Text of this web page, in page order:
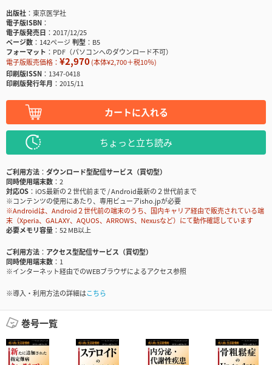
出版社
東京医学社
電子版ISBN
電子版発売日
2017/12/25
ページ数
142ページ判型
B5
フォーマット
PDF（パソコンへのダウンロード不可）
電子版販売価格： ¥2,970(本体¥2,700＋税10％)
印刷版ISSN
1347-0418
印刷版発行年月
2015/11
カートに入れる
ちょっと立ち読み
ご利用方法
ダウンロード型配信サービス（買切型）
同時使用端末数
2
対応OS
iOS最新の２世代前まで / Android最新の２世代前まで
※コンテンツの使用にあたり、専用ビューアisho.jpが必要
※Androidは、Android２世代前の端末のうち、国内キャリア経由で販売されている端
末（Xperia、GALAXY、AQUOS、ARROWS、Nexusなど）にて動作確認しています
必要メモリ容量
52 MB以上
ご利用方法
アクセス型配信サービス（買切型）
同時使用端末数
1
※インターネット経由でのWEBブラウザによるアクセス参照
※導入・利用方法の詳細はこちら
巻号一覧